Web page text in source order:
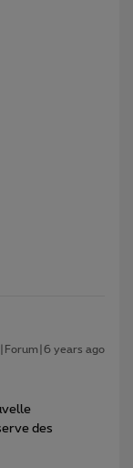
years ago
des